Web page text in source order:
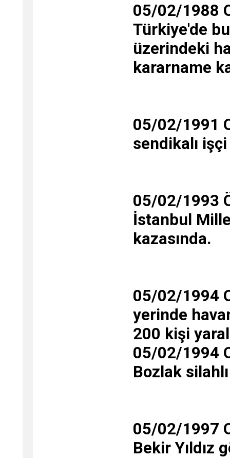
05/02/1988
Türkiye'de
üzerindeki
kararname
05/02/1991
sendikalı işçi
05/02/1993
İstanbul
kazasında.
05/02/1994
yerinde
200 kişi
05/02/1994
Bozlak
05/02/1997
Bekir Yıldız